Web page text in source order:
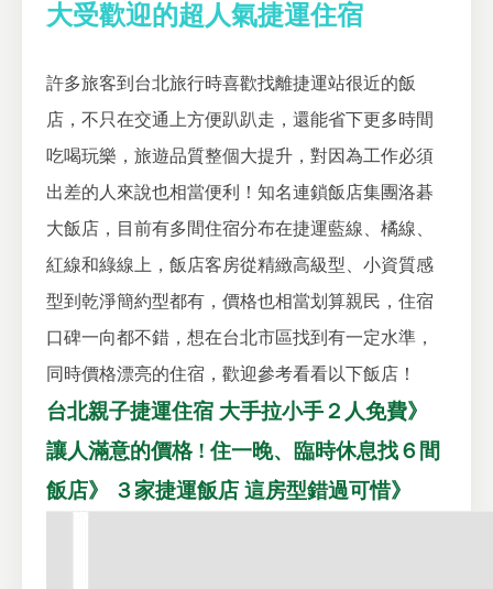
大受歡迎的超人氣捷運住宿
許多旅客到台北旅行時喜歡找離捷運站很近的飯
店，不只在交通上方便趴趴走，還能省下更多時間
吃喝玩樂，旅遊品質整個大提升，對因為工作必須
出差的人來說也相當便利！ 知名連鎖飯店集團洛碁
大飯店，目前有多間住宿分布在捷運藍線、橘線、
紅線和綠線上，飯店客房從精緻高級型、小資質感
型到乾淨簡約型都有，價格也相當划算親民，住宿
口碑一向都不錯，想在台北市區找到有一定水準，
同時價格漂亮的住宿，歡迎參考看看以下飯店！
台北親子捷運住宿 大手拉小手２人免費》
讓人滿意的價格 ! 住一晚、臨時休息找６間
飯店》
３家捷運飯店 這房型錯過可惜》